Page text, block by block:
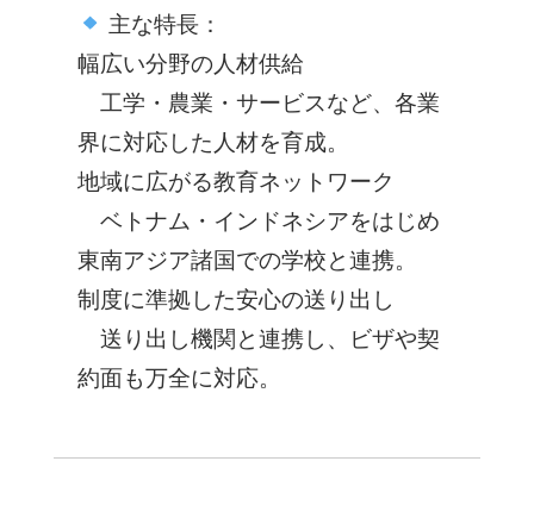
主な特長：
幅広い分野の人材供給
工学・農業・サービスなど、各業
界に対応した人材を育成。
地域に広がる教育ネットワーク
ベトナム・インドネシアをはじめ
東南アジア諸国での学校と連携。
制度に準拠した安心の送り出し
送り出し機関と連携し、ビザや契
約面も万全に対応。